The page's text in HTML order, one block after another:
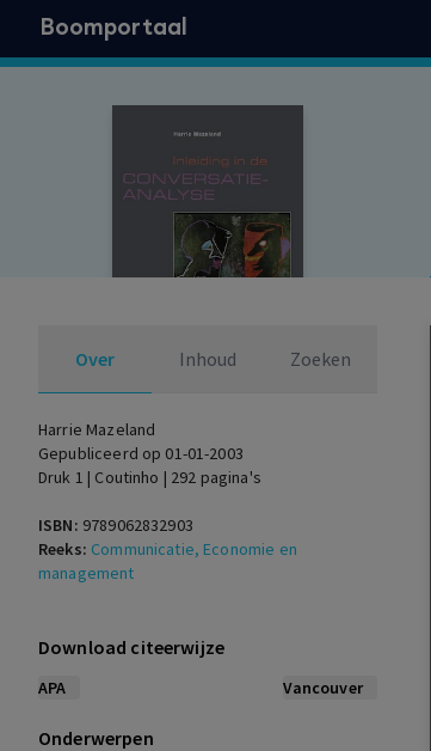
Boomportaal
Over Inhoud Zoeken
Harrie Mazeland
Gepubliceerd op 01-01-2003
Druk 1 | Coutinho | 292 pagina's
ISBN: 9789062832903
Reeks: Communicatie, Economie en
management
Download citeerwijze
APA Vancouver
Onderwerpen